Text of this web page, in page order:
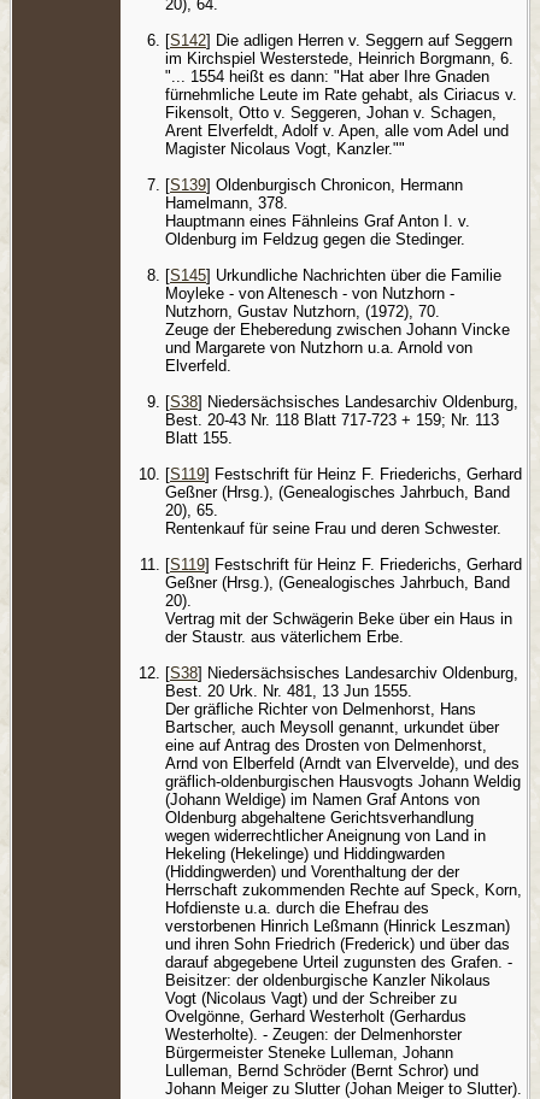
20), 64.
[S142] Die adligen Herren v. Seggern auf Seggern
im Kirchspiel Westerstede, Heinrich Borgmann, 6.
"... 1554 heißt es dann: "Hat aber Ihre Gnaden
fürnehmliche Leute im Rate gehabt, als Ciriacus v.
Fikensolt, Otto v. Seggeren, Johan v. Schagen,
Arent Elverfeldt, Adolf v. Apen, alle vom Adel und
Magister Nicolaus Vogt, Kanzler.""
[S139] Oldenburgisch Chronicon, Hermann
Hamelmann, 378.
Hauptmann eines Fähnleins Graf Anton I. v.
Oldenburg im Feldzug gegen die Stedinger.
[S145] Urkundliche Nachrichten über die Familie
Moyleke - von Altenesch - von Nutzhorn -
Nutzhorn, Gustav Nutzhorn, (1972), 70.
Zeuge der Eheberedung zwischen Johann Vincke
und Margarete von Nutzhorn u.a. Arnold von
Elverfeld.
[S38] Niedersächsisches Landesarchiv Oldenburg,
Best. 20-43 Nr. 118 Blatt 717-723 + 159; Nr. 113
Blatt 155.
[S119] Festschrift für Heinz F. Friederichs, Gerhard
Geßner (Hrsg.), (Genealogisches Jahrbuch, Band
20), 65.
Rentenkauf für seine Frau und deren Schwester.
[S119] Festschrift für Heinz F. Friederichs, Gerhard
Geßner (Hrsg.), (Genealogisches Jahrbuch, Band
20).
Vertrag mit der Schwägerin Beke über ein Haus in
der Staustr. aus väterlichem Erbe.
[S38] Niedersächsisches Landesarchiv Oldenburg,
Best. 20 Urk. Nr. 481, 13 Jun 1555.
Der gräfliche Richter von Delmenhorst, Hans
Bartscher, auch Meysoll genannt, urkundet über
eine auf Antrag des Drosten von Delmenhorst,
Arnd von Elberfeld (Arndt van Elvervelde), und des
gräflich-oldenburgischen Hausvogts Johann Weldig
(Johann Weldige) im Namen Graf Antons von
Oldenburg abgehaltene Gerichtsverhandlung
wegen widerrechtlicher Aneignung von Land in
Hekeling (Hekelinge) und Hiddingwarden
(Hiddingwerden) und Vorenthaltung der der
Herrschaft zukommenden Rechte auf Speck, Korn,
Hofdienste u.a. durch die Ehefrau des
verstorbenen Hinrich Leßmann (Hinrick Leszman)
und ihren Sohn Friedrich (Frederick) und über das
darauf abgegebene Urteil zugunsten des Grafen. -
Beisitzer: der oldenburgische Kanzler Nikolaus
Vogt (Nicolaus Vagt) und der Schreiber zu
Ovelgönne, Gerhard Westerholt (Gerhardus
Westerholte). - Zeugen: der Delmenhorster
Bürgermeister Steneke Lulleman, Johann
Lulleman, Bernd Schröder (Bernt Schror) und
Johann Meiger zu Slutter (Johan Meiger to Slutter).